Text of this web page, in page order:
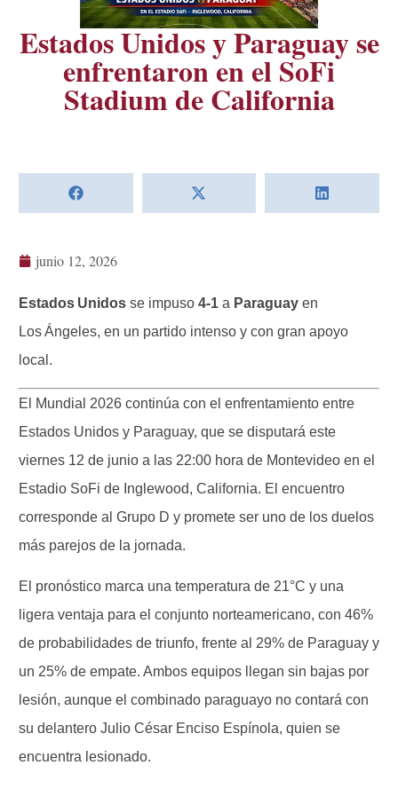
Estados Unidos y Paraguay se
enfrentaron en el SoFi
Stadium de California
junio 12, 2026
Estados Unidos se impuso 4‑1 a Paraguay en
Los Ángeles, en un partido intenso y con gran apoyo
local.
El Mundial 2026 continúa con el enfrentamiento entre
Estados Unidos y Paraguay, que se disputará este
viernes 12 de junio a las 22:00 hora de Montevideo en el
Estadio SoFi de Inglewood, California. El encuentro
corresponde al Grupo D y promete ser uno de los duelos
más parejos de la jornada.
El pronóstico marca una temperatura de 21°C y una
ligera ventaja para el conjunto norteamericano, con 46%
de probabilidades de triunfo, frente al 29% de Paraguay y
un 25% de empate. Ambos equipos llegan sin bajas por
lesión, aunque el combinado paraguayo no contará con
su delantero Julio César Enciso Espínola, quien se
encuentra lesionado.